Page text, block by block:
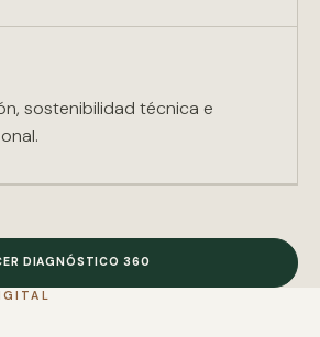
sostenibilidad técnica e
DIAGNÓSTICO 360